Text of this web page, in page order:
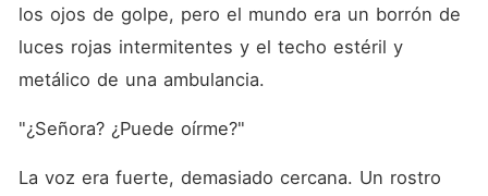
su casa. Cuando finalmente
descaradamente. Dijo que
minimizó mi tragedia
llamándola un "accidente de
los ojos de golpe, pero el mundo era un borrón de
luces rojas intermitentes y el techo estéril y
metálico de una ambulancia.
"¿Señora? ¿Puede oírme?"
La voz era fuerte, demasiado cercana. Un rostro